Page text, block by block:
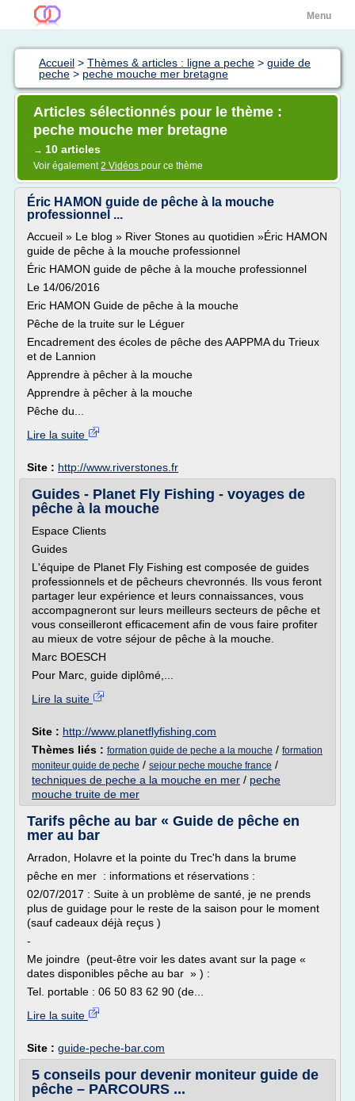
Menu
Accueil > Thèmes & articles : ligne a peche > guide de
peche > peche mouche mer bretagne
Articles sélectionnés pour le thème :
peche mouche mer bretagne
→ 10 articles
Voir également2 Vidéos pour ce thème
Éric HAMON guide de pêche à la mouche
professionnel ...
Accueil » Le blog » River Stones au quotidien »Éric HAMON
guide de pêche à la mouche professionnel
Éric HAMON guide de pêche à la mouche professionnel
Le 14/06/2016
Eric HAMON Guide de pêche à la mouche
Pêche de la truite sur le Léguer
Encadrement des écoles de pêche des AAPPMA du Trieux
et de Lannion
Apprendre à pêcher à la mouche
Apprendre à pêcher à la mouche
Pêche du...
Lire la suite
Site : http://www.riverstones.fr
Guides - Planet Fly Fishing - voyages de
pêche à la mouche
Espace Clients
Guides
L'équipe de Planet Fly Fishing est composée de guides
professionnels et de pêcheurs chevronnés. Ils vous feront
partager leur expérience et leurs connaissances, vous
accompagneront sur leurs meilleurs secteurs de pêche et
vous conseilleront efficacement afin de vous faire profiter
au mieux de votre séjour de pêche à la mouche.
Marc BOESCH
Pour Marc, guide diplômé,...
Lire la suite
Site : http://www.planetflyfishing.com
Thèmes liés : formation guide de peche a la mouche / formation
moniteur guide de peche / sejour peche mouche france /
techniques de peche a la mouche en mer / peche
mouche truite de mer
Tarifs pêche au bar « Guide de pêche en
mer au bar
Arradon, Holavre et la pointe du Trec'h dans la brume
pêche en mer : informations et réservations :
02/07/2017 : Suite à un problème de santé, je ne prends
plus de guidage pour le reste de la saison pour le moment
(sauf cadeaux déjà reçus )
-
Me joindre (peut-être voir les dates avant sur la page «
dates disponibles pêche au bar » ) :
Tel. portable : 06 50 83 62 90 (de...
Lire la suite
Site : guide-peche-bar.com
5 conseils pour devenir moniteur guide de
pêche – PARCOURS ...